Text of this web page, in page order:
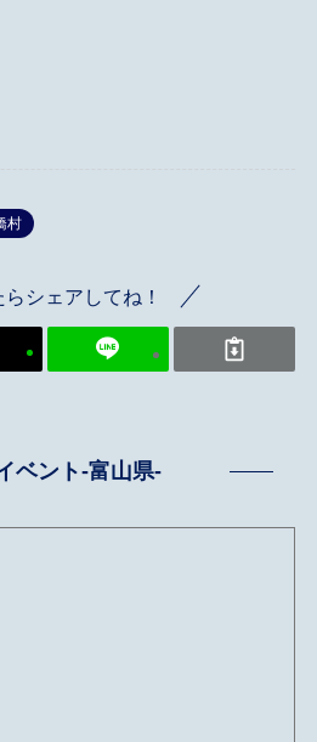
村
シェアしてね！
ベント-富山県-